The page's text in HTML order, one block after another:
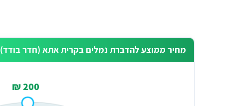
מחיר ממוצע להדברת נמלים בקרית אתא (חדר בודד)
200 ₪